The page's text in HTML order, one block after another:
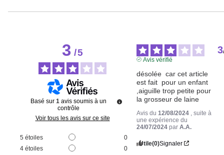
3/5
Basé sur 1 avis soumis à un
contrôle
Voir tous les avis sur ce site
5 étoiles
0
4 étoiles
0
3
Avis vérifié
désolée  car cet article
est fait  pour un enfant
,aiguille trop petite pour
la grosseur de laine
Avis du 12/08/2024
, suite à
une expérience du
24/07/2024 parA.A.
Utile(0)Signaler